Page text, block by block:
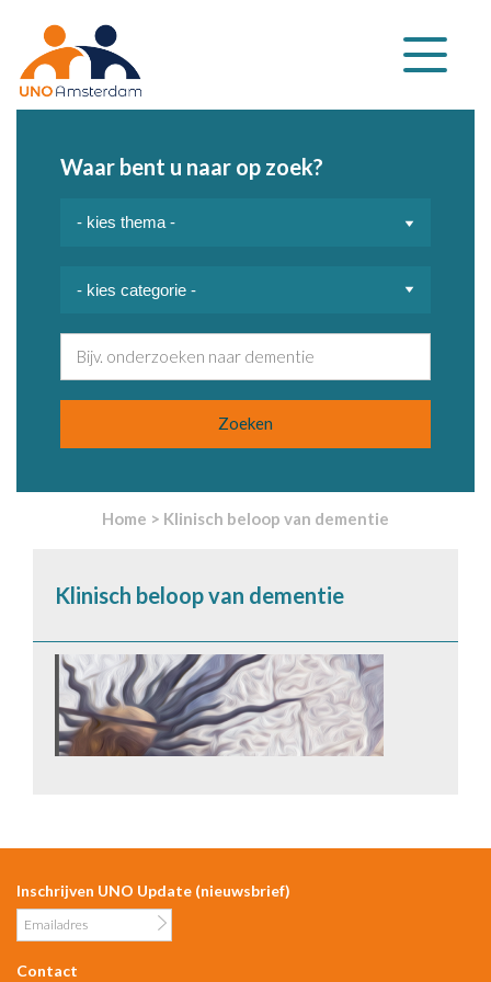
Klap
navigatie
Waar bent u naar op zoek?
Home > Klinisch beloop van dementie
Klinisch beloop van dementie
Inschrijven UNO Update (nieuwsbrief)
Contact